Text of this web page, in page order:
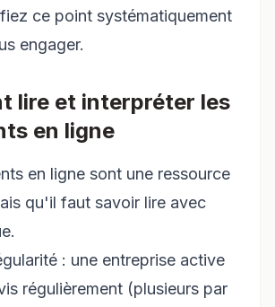
ce point systématiquement
engager.
lire et interpréter les
en ligne
en ligne sont une ressource
qu'il faut savoir lire avec
: une entreprise active
régulièrement (plusieurs par